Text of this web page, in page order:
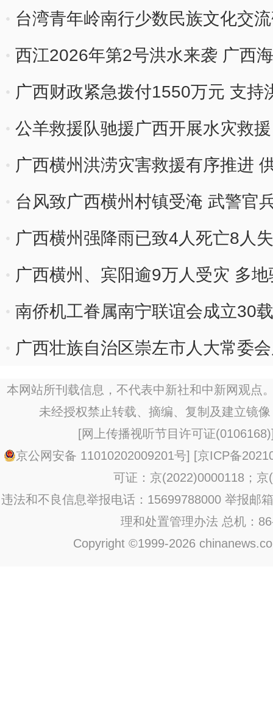
台湾青年岭南行少数民族文化交
西江2026年第2号洪水来袭 广西
广西财政紧急拨付1550万元 支持
公羊救援队驰援广西开展水灾救
广西横州洪涝灾害救援有序推进
台风致广西横州村镇受淹 武警官
广西横州强降雨已致4人死亡8人
广西横州、宾阳逾9万人受灾 多
南侨机工眷属南宁联谊会成立30
流
广西壮族自治区崇左市人大常委
本网站所刊载信息，不代表中新社和中新网观点
未经授权禁止转载、摘编、复制及建立镜
[网上传播视听节目许可证(0106168)
京公网安备 11010202009201号] [京ICP备
可证：京(2022)0000118；京
违法和不良信息举报电话：15699788000 举报邮
理和处置管理办法 总机：
Copyright ©1999-2026